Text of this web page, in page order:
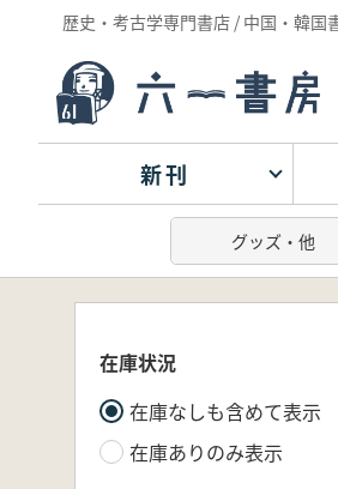
歴史・考古学専門書店 / 中国・韓国
新刊
在庫状況
在庫なしも含めて表示
在庫ありのみ表示